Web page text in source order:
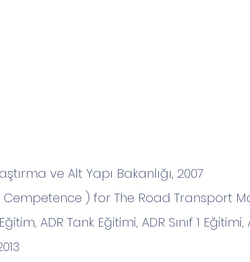
ve Alt Yapı Bakanlığı, 2007
) for The Road Transport
ADR Tank Eğitimi, ADR Sınıf 1 Eğitimi,